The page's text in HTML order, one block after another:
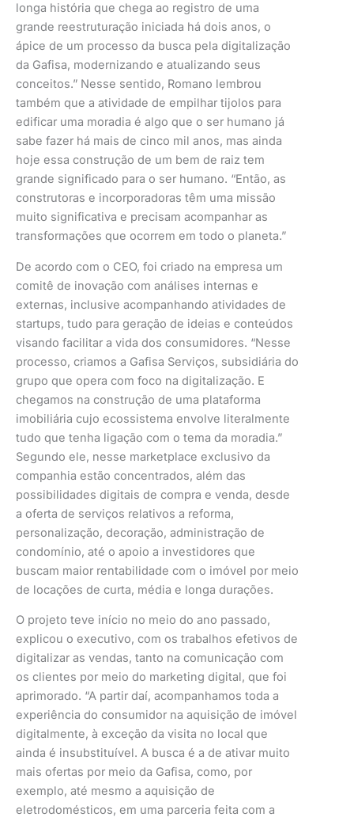
longa história que chega ao registro de uma
grande reestruturação iniciada há dois anos, o
ápice de um processo da busca pela digitalização
da Gafisa, modernizando e atualizando seus
conceitos.” Nesse sentido, Romano lembrou
também que a atividade de empilhar tijolos para
edificar uma moradia é algo que o ser humano já
sabe fazer há mais de cinco mil anos, mas ainda
hoje essa construção de um bem de raiz tem
grande significado para o ser humano. “Então, as
construtoras e incorporadoras têm uma missão
muito significativa e precisam acompanhar as
transformações que ocorrem em todo o planeta.”
De acordo com o CEO, foi criado na empresa um
comitê de inovação com análises internas e
externas, inclusive acompanhando atividades de
startups, tudo para geração de ideias e conteúdos
visando facilitar a vida dos consumidores. “Nesse
processo, criamos a Gafisa Serviços, subsidiária do
grupo que opera com foco na digitalização. E
chegamos na construção de uma plataforma
imobiliária cujo ecossistema envolve literalmente
tudo que tenha ligação com o tema da moradia.”
Segundo ele, nesse marketplace exclusivo da
companhia estão concentrados, além das
possibilidades digitais de compra e venda, desde
a oferta de serviços relativos a reforma,
personalização, decoração, administração de
condomínio, até o apoio a investidores que
buscam maior rentabilidade com o imóvel por meio
de locações de curta, média e longa durações.
O projeto teve início no meio do ano passado,
explicou o executivo, com os trabalhos efetivos de
digitalizar as vendas, tanto na comunicação com
os clientes por meio do marketing digital, que foi
aprimorado. “A partir daí, acompanhamos toda a
experiência do consumidor na aquisição de imóvel
digitalmente, à exceção da visita no local que
ainda é insubstituível. A busca é a de ativar muito
mais ofertas por meio da Gafisa, como, por
exemplo, até mesmo a aquisição de
eletrodomésticos, em uma parceria feita com a